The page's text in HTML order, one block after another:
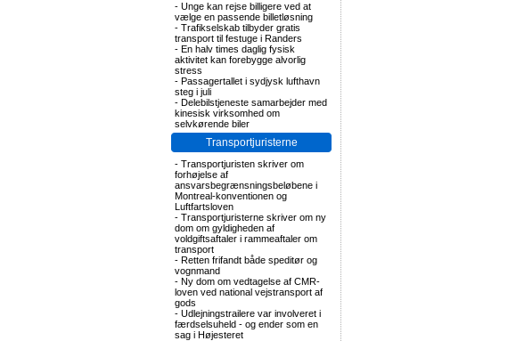
- Unge kan rejse billigere ved at
vælge en passende billetløsning
- Trafikselskab tilbyder gratis
transport til festuge i Randers
- En halv times daglig fysisk
aktivitet kan forebygge alvorlig
stress
- Passagertallet i sydjysk lufthavn
steg i juli
- Delebilstjeneste samarbejder med
kinesisk virksomhed om
selvkørende biler
Transportjuristerne
- Transportjuristen skriver om
forhøjelse af
ansvarsbegrænsningsbeløbene i
Montreal-konventionen og
Luftfartsloven
- Transportjuristerne skriver om ny
dom om gyldigheden af
voldgiftsaftaler i rammeaftaler om
transport
- Retten frifandt både speditør og
vognmand
- Ny dom om vedtagelse af CMR-
loven ved national vejstransport af
gods
- Udlejningstrailere var involveret i
færdselsuheld - og ender som en
sag i Højesteret